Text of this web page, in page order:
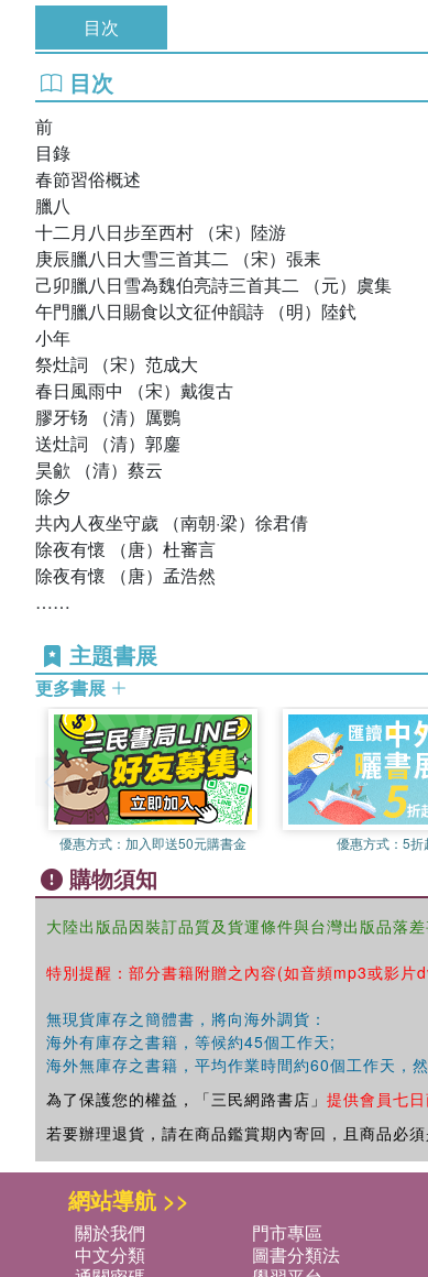
目次
目次
前
目錄
春節習俗概述
臘八
十二月八日步至西村 （宋）陸游
庚辰臘八日大雪三首其二 （宋）張耒
己卯臘八日雪為魏伯亮詩三首其二 （元）虞集
午門臘八日賜食以文征仲韻詩 （明）陸釴
小年
祭灶詞 （宋）范成大
春日風雨中 （宋）戴復古
膠牙钖 （清）厲鸚
送灶詞 （清）郭鏖
昊歈 （清）蔡云
除夕
共內人夜坐守歲 （南朝·梁）徐君倩
除夜有懷 （唐）杜審言
除夜有懷 （唐）孟浩然
……
主題書展
更多書展
優惠方式： 加入即送50元購書金 優惠方式：5折
購物須知
大陸出版品因裝訂品質及貨運條件與台灣出版品落
特別提醒：部分書籍附贈之內容(如音頻mp3或影片
無現貨庫存之簡體書，將向海外調貨：
海外有庫存之書籍，等候約45個工作天;
海外無庫存之書籍，平均作業時間約60個工作天，
為了保護您的權益，「三民網路書店」 提供會員七
若要辦理退貨，請在商品鑑賞期內寄回，且商品必
網站導航 >>
關於我們 門市專區
中文分類
圖書分類法